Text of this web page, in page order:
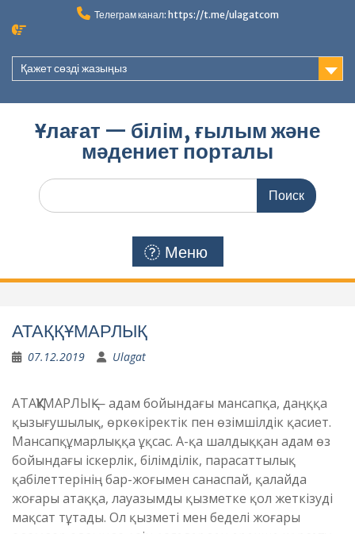
Телеграм канал: https://t.me/ulagatcom
Қажет сөзді жазыңыз
Ұлағат — білім, ғылым және
мәдениет порталы
Поиск
по:
Меню
АТАҚҚҰМАРЛЫҚ
07.12.2019 Ulagat
АТАҚҚҰМАРЛЫҚ— адам бойындағы мансапқа, даңққа
қызығушылық, өркөкіректік пен өзімшілдік қасиет.
Мансапқұмарлыққа ұқсас. А-қа шалдыққан адам өз
бойындағы іскерлік, білімділік, парасаттылық
қабілеттерінің бар-жоғымен санаспай, қалайда
жоғары атаққа, лауазымды қызметке қол жеткізуді
мақсат тұтады. Ол қызметі мен беделі жоғары